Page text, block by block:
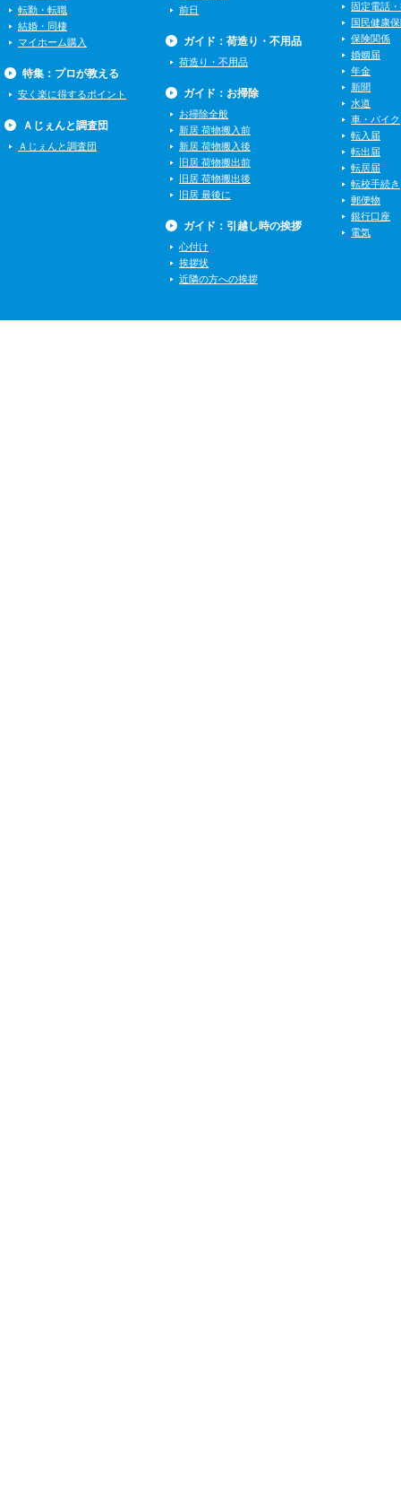
転勤・転職
結婚・同棲
マイホーム購入
特集：プロが教える
安く楽に得するポイント
Ａじぇんと調査団
Ａじぇんと調査団
前日
ガイド：荷造り・不用品
荷造り・不用品
ガイド：お掃除
お掃除全般
新居 荷物搬入前
新居 荷物搬入後
旧居 荷物搬出前
旧居 荷物搬出後
旧居 最後に
ガイド：引越し時の挨拶
心付け
挨拶状
近隣の方への挨拶
固定電話
国民健康
保険関係
婚姻届
年金
新聞
水道
車・バイク
転入届
転出届
転居届
転校手続き
郵便物
銀行口座
電気